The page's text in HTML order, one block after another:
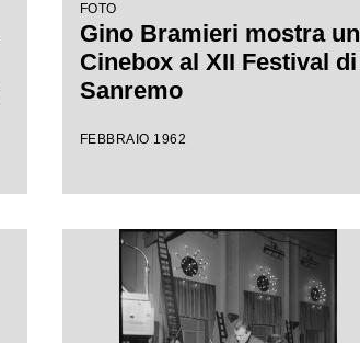
FOTO
Gino Bramieri mostra un
Cinebox al XII Festival di
Sanremo
FEBBRAIO 1962